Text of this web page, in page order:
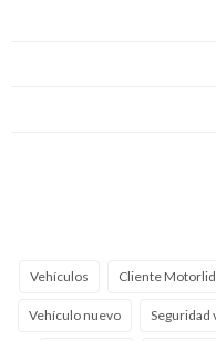
Vehículos Cliente
Vehículo nuevo Seguridad